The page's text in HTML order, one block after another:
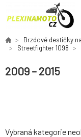
Brzdové destičky
Streetfighter 1098
2009 – 2015
Vybraná kategorie